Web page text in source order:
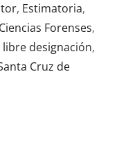
, Estimatoria,
Forenses,
libre designación,
Cruz de